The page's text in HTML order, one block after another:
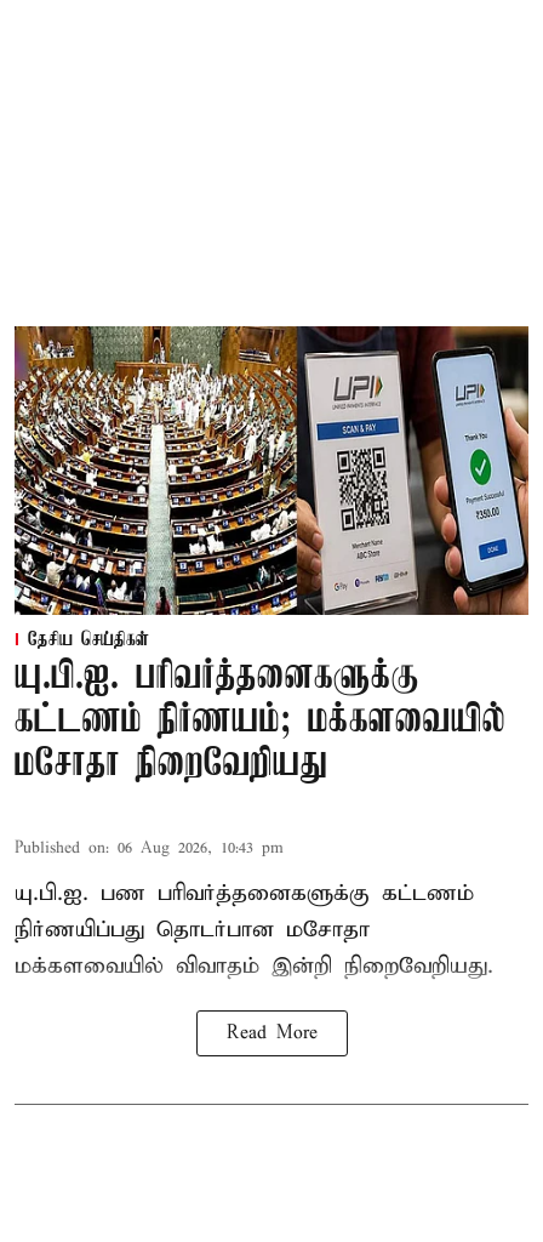
தேசிய செய்திகள்
யு.பி.ஐ. பரிவர்த்தனைகளுக்கு
கட்டணம் நிர்ணயம்; மக்களவையில்
மசோதா நிறைவேறியது
Published on: 06 Aug 2026, 10:43 pm
யு.பி.ஐ. பண பரிவர்த்தனைகளுக்கு கட்டணம்
நிர்ணயிப்பது தொடர்பான மசோதா
மக்களவையில் விவாதம் இன்றி நிறைவேறியது.
Read More